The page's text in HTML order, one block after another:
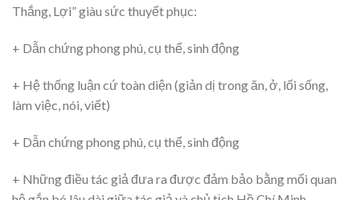
Thắng, Lợi” giàu sức thuyết phục:
+ Dẫn chứng phong phú, cụ thể, sinh động
+ Hệ thống luận cứ toàn diện (giản dị trong ăn, ở, lối sống,
làm việc, nói, viết)
+ Dẫn chứng phong phú, cụ thể, sinh động
+ Những điều tác giả đưa ra được đảm bảo bằng mối quan